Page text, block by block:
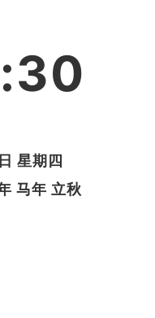
星期四
马年 立秋